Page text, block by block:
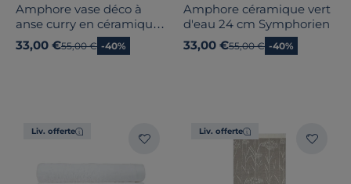
Amphore vase déco à
anse curry en céramique
24cm
33,00 €Ancien prix
55,00 € -40%
Amphore céramique vert
d'eau 24 cm Symphorien
33,00 €Ancien prix
55,00 € -40%
Liv. offerte Liv. offerte